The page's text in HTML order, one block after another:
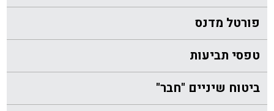
פורטל מדנס
טפסי תביעות
ביטוח שיניים "חבר"